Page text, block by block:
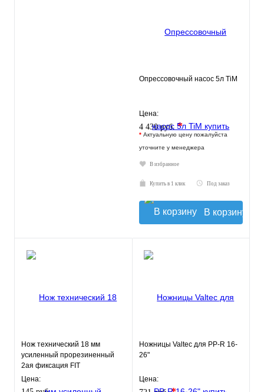
Опрессовочный насос 5л TiM
Цена:
4 430 руб.*
* Актуальную цену пожалуйста
уточните у менеджера
В избранное
Купить в 1 клик Под заказ
В корзину
Нож технический 18 мм
усиленный прорезиненный
2ая фиксация FIT
Цена:
Ножницы Valtec для PP-R 16-
26"
Цена: